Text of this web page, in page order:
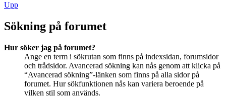
Upp
Sökning på forumet
Hur söker jag på forumet?
Ange en term i sökrutan som finns på indexsidan, forumsidor
och trådsidor. Avancerad sökning kan nås genom att klicka på
“Avancerad sökning”-länken som finns på alla sidor på
forumet. Hur sökfunktionen nås kan variera beroende på
vilken stil som används.